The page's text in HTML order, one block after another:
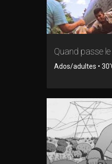
Quand passe
Ados/adultes •